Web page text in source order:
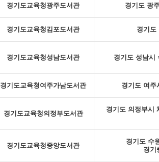
경기도교육청광주도서관 경기도 광
경기도교육청김포도서관 경기도
경기도교육청성남도서관 경기도 성남시
경기도교육청여주가남도서관 경기도 여주
경기도교육청의정부도서관
경기도 의정부시
경기도교육청중앙도서관
경기도 수
경기